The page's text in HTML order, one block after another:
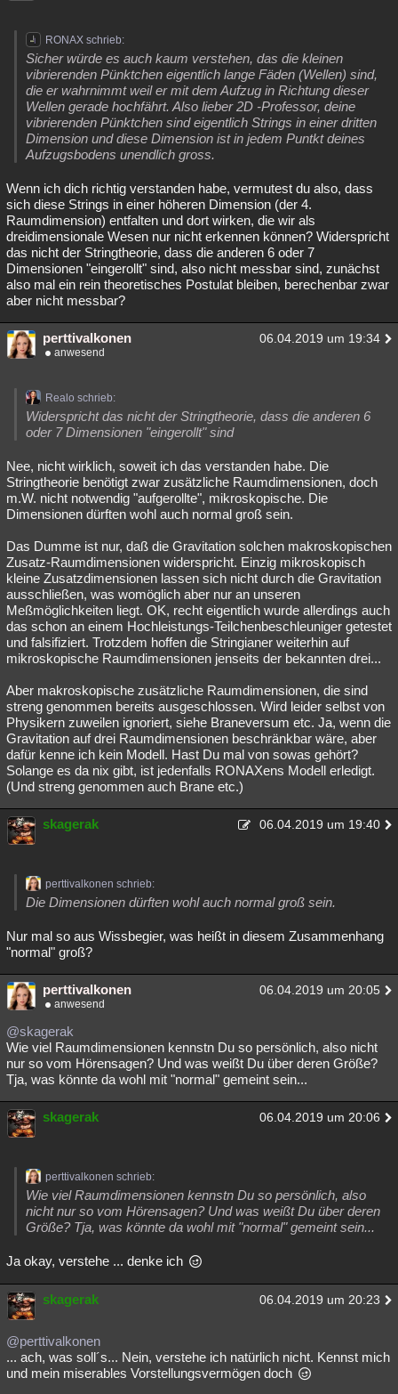
RONAX schrieb:
Sicher würde es auch kaum verstehen, das die kleinen
vibrierenden Pünktchen eigentlich lange Fäden (Wellen) sind,
die er wahrnimmt weil er mit dem Aufzug in Richtung dieser
Wellen gerade hochfährt. Also lieber 2D -Professor, deine
vibrierenden Pünktchen sind eigentlich Strings in einer dritten
Dimension und diese Dimension ist in jedem Puntkt deines
Aufzugsbodens unendlich gross.
Wenn ich dich richtig verstanden habe, vermutest du also, dass
sich diese Strings in einer höheren Dimension (der 4.
Raumdimension) entfalten und dort wirken, die wir als
dreidimensionale Wesen nur nicht erkennen können? Widerspricht
das nicht der Stringtheorie, dass die anderen 6 oder 7
Dimensionen "eingerollt" sind, also nicht messbar sind, zunächst
also mal ein rein theoretisches Postulat bleiben, berechenbar zwar
aber nicht messbar?
perttivalkonen 06.04.2019 um 19:34
anwesend
Realo schrieb:
Widerspricht das nicht der Stringtheorie, dass die anderen 6
oder 7 Dimensionen "eingerollt" sind
Nee, nicht wirklich, soweit ich das verstanden habe. Die
Stringtheorie benötigt zwar zusätzliche Raumdimensionen, doch
m.W. nicht notwendig "aufgerollte", mikroskopische. Die
Dimensionen dürften wohl auch normal groß sein.
Das Dumme ist nur, daß die Gravitation solchen makroskopischen
Zusatz-Raumdimensionen widerspricht. Einzig mikroskopisch
kleine Zusatzdimensionen lassen sich nicht durch die Gravitation
ausschließen, was womöglich aber nur an unseren
Meßmöglichkeiten liegt. OK, recht eigentlich wurde allerdings auch
das schon an einem Hochleistungs-Teilchenbeschleuniger getestet
und falsifiziert. Trotzdem hoffen die Stringianer weiterhin auf
mikroskopische Raumdimensionen jenseits der bekannten drei...
Aber makroskopische zusätzliche Raumdimensionen, die sind
streng genommen bereits ausgeschlossen. Wird leider selbst von
Physikern zuweilen ignoriert, siehe Braneversum etc. Ja, wenn die
Gravitation auf drei Raumdimensionen beschränkbar wäre, aber
dafür kenne ich kein Modell. Hast Du mal von sowas gehört?
Solange es da nix gibt, ist jedenfalls RONAXens Modell erledigt.
(Und streng genommen auch Brane etc.)
skagerak 06.04.2019 um 19:40
perttivalkonen schrieb:
Die Dimensionen dürften wohl auch normal groß sein.
Nur mal so aus Wissbegier, was heißt in diesem Zusammenhang
"normal" groß?
perttivalkonen 06.04.2019 um 20:05
anwesend
@skagerak
Wie viel Raumdimensionen kennstn Du so persönlich, also nicht
nur so vom Hörensagen? Und was weißt Du über deren Größe?
Tja, was könnte da wohl mit "normal" gemeint sein...
skagerak 06.04.2019 um 20:06
perttivalkonen schrieb:
Wie viel Raumdimensionen kennstn Du so persönlich, also
nicht nur so vom Hörensagen? Und was weißt Du über deren
Größe? Tja, was könnte da wohl mit "normal" gemeint sein...
Ja okay, verstehe ... denke ich
skagerak 06.04.2019 um 20:23
@perttivalkonen
... ach, was soll´s... Nein, verstehe ich natürlich nicht. Kennst mich
und mein miserables Vorstellungsvermögen doch